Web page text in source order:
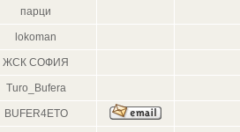
парци
lokoman
ЖСК СОФИЯ
Turo_Bufera
BUFER4ETO